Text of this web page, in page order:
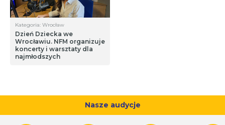
Kategoria: Wrocław
Dzień Dziecka we
Wrocławiu. NFM organizuje
koncerty i warsztaty dla
najmłodszych
Nasze audycje